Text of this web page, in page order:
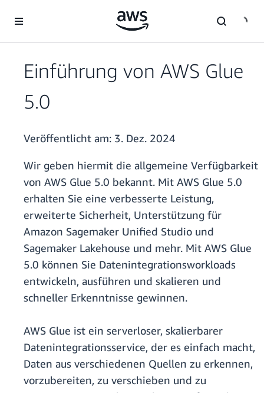
Überspringen zum Hauptinhalt
Einführung von AWS Glue
5.0
Veröffentlicht am: 3. Dez. 2024
Wir geben hiermit die allgemeine Verfügbarkeit
von AWS Glue 5.0 bekannt. Mit AWS Glue 5.0
erhalten Sie eine verbesserte Leistung,
erweiterte Sicherheit, Unterstützung für
Amazon Sagemaker Unified Studio und
Sagemaker Lakehouse und mehr. Mit AWS Glue
5.0 können Sie Datenintegrationsworkloads
entwickeln, ausführen und skalieren und
schneller Erkenntnisse gewinnen.
AWS Glue ist ein serverloser, skalierbarer
Datenintegrationsservice, der es einfach macht,
Daten aus verschiedenen Quellen zu erkennen,
vorzubereiten, zu verschieben und zu